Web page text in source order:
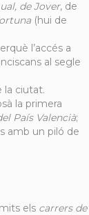
de Jover, de
(hui de
l’accés a
al segle
la ciutat.
la primera
País Valencià;
amb un piló de
els carrers de